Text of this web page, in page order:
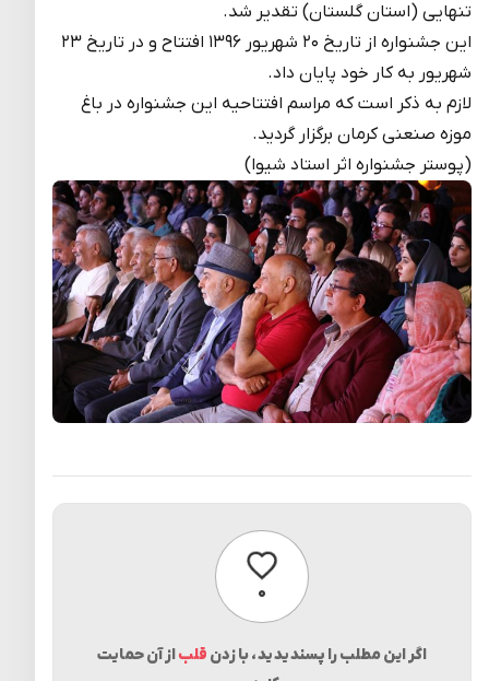
تنهایی (استان گلستان) تقدیر شد.
این جشنواره از تاریخ ۲۰ شهریور ۱۳۹۶ افتتاح و در تاریخ ۲۳
شهریور به کار خود پایان داد.
لازم به ذکر است که مراسم افتتاحیه این جشنواره در باغ
موزه صنعنی کرمان برگزار گردید.
(پوستر جشنواره اثر استاد شیوا)
۰پسندیدن
اگر این مطلب را پسندیدید، با زدن قلباز آن حمایت